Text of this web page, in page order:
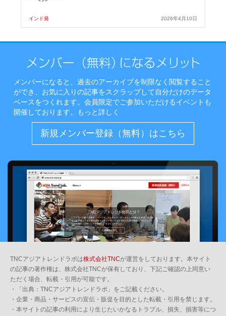
インド発 2026年4月10日
メンバーになると、過去のアーカイブを制限なく閲覧すること
ができ、お気に入りの記事をスクラップして自分だけのデータ
ベースをつくれます。会員限定でご参加いただけるイベントも
開催しております。
もっと詳しく
新規メンバー登録（無料）はこちら
TNCアジアトレンドラボは株式会社TNCが運営をしております。本サイト
の記事の著作権は、株式会社TNCが保有しており、下記ご確認の上同意い
ただく場合、転載・引用が可能です。
・「出典：TNCアジアトレンドラボ」をご記載ください。
・企業・商品・サービスの宣伝・販促を目的とした転載・引用を禁じます。
・本サイトの記事の利用により生じたいかなるトラブル、損失、損害等につ